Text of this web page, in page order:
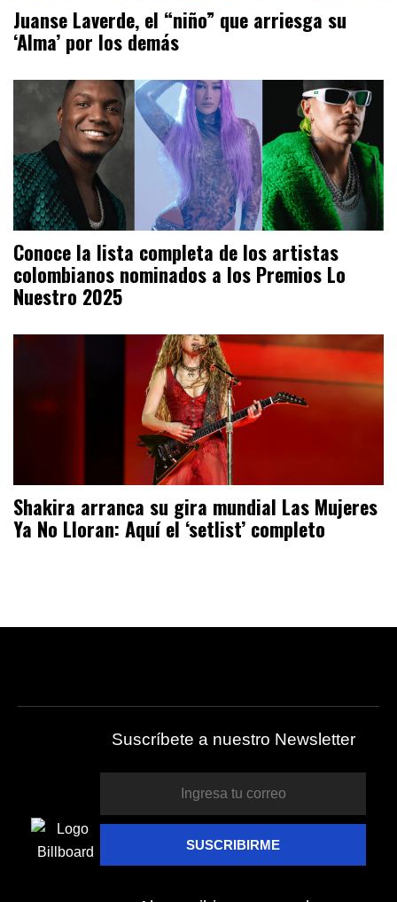
Juanse Laverde, el “niño” que arriesga su
‘Alma’ por los demás
Conoce la lista completa de los artistas
colombianos nominados a los Premios Lo
Nuestro 2025
Shakira arranca su gira mundial Las Mujeres
Ya No Lloran: Aquí el ‘setlist’ completo
Suscríbete a nuestro Newsletter